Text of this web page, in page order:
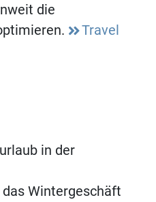
die
Travel
in der
Wintergeschäft